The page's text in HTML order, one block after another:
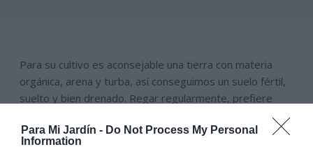
Para Mi Jardín - Do Not Process My Personal
Information
Para su cultivo es aconsejable una tierra con materia
orgánica, arena y turba, así conseguimos un suelo fértil,
suelto y bien drenado. Regar regularmente, prefiere
agua templada y libre de cal, necesita mucha humedad,
en verano pulverizar las hojas y colocar sobre un plato
con bolas de arcilla mojadas, regar a menudo con altas